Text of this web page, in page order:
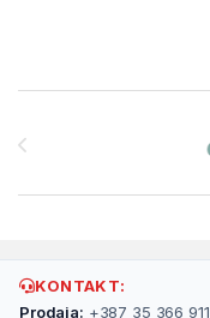
KONTAKT:
Prodaja: +387 35 366 911